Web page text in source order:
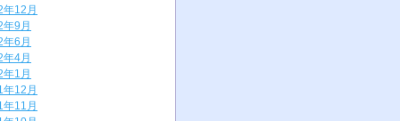
年12月
年9月
年6月
年4月
年1月
年12月
年11月